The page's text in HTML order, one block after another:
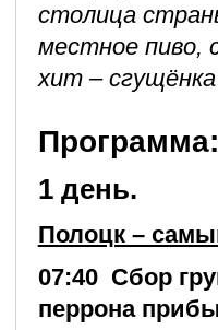
столица
местное пиво,
хит –
Программа:
1 день.
Полоцк –
07:40 Сбор
перрона